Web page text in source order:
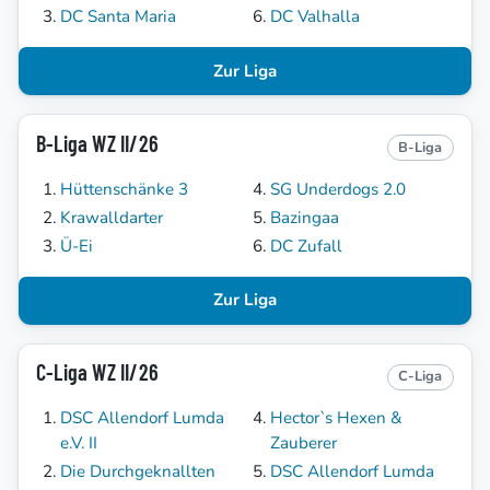
DC Santa Maria DC Valhalla
Zur Liga
B-Liga WZ II/26 B-Liga
Hüttenschänke 3
Krawalldarter
Ü-Ei
SG Underdogs 2.0
Bazingaa
DC Zufall
Zur Liga
C-Liga WZ II/26 C-Liga
DSC Allendorf Lumda
e.V. II
Die Durchgeknallten
Hector`s Hexen &
Zauberer
DSC Allendorf Lumda